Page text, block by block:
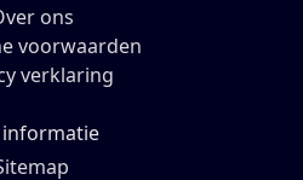
ons
voorwaarden
verklaring
informatie